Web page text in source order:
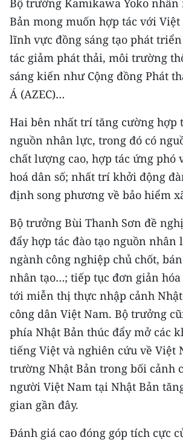
Bộ trưởng Kamikawa Yoko nhấn
Bản mong muốn hợp tác với
lĩnh vực đồng sáng tạo phát
tác giảm phát thải, môi trường
sáng kiến như Cộng đồng Phát
Á (AZEC)…
Hai bên nhất trí tăng cường hợp
nguồn nhân lực, trong đó có
chất lượng cao, hợp tác ứng phó
hoá dân số; nhất trí khởi động
định song phương về bảo hiểm
Bộ trưởng Bùi Thanh Sơn đề
đẩy hợp tác đào tạo nguồn nhân
ngành công nghiệp chủ chốt,
nhân tạo…; tiếp tục đơn giản
tới miễn thị thực nhập cảnh
công dân Việt Nam. Bộ trưởng
phía Nhật Bản thúc đẩy mở các
tiếng Việt và nghiên cứu về Việt
trường Nhật Bản trong bối cảnh
người Việt Nam tại Nhật Bản
gian gần đây.
Đánh giá cao đóng góp tích cực